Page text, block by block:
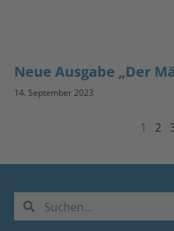
Neue Ausgabe „Der
14. September 2023
1 2